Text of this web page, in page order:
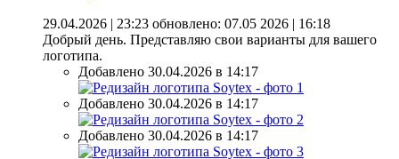
29.04.2026 | 23:23 обновлено: 07.05 2026 | 16:18
Добрый день. Представляю свои варианты для вашего
логотипа.
Добавлено 30.04.2026 в 14:17
Добавлено 30.04.2026 в 14:17
Добавлено 30.04.2026 в 14:17